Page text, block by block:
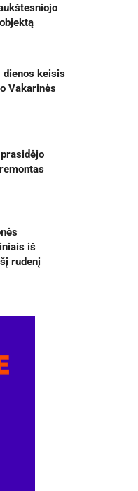
dienos keisis
Vakarinės
iš
rudenį